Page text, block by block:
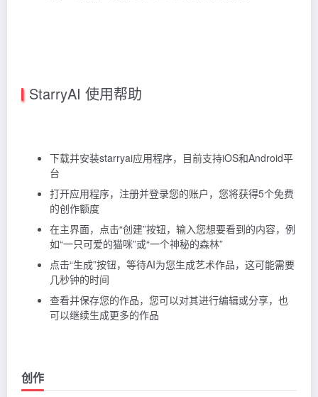
StarryAI 使用帮助
下载并安装starryai应用程序，目前支持iOS和Android平
台
打开应用程序，注册并登录您的账户，您将获得5个免费
的创作额度
在主界面，点击“创建”按钮，输入您想要看到的内容，例
如“一只可爱的猫咪”或“一个神秘的森林”
点击“生成”按钮，等待AI为您生成艺术作品，这可能需要
几秒钟的时间
查看并保存您的作品，您可以对其进行编辑或分享，也
可以继续生成更多的作品
创作